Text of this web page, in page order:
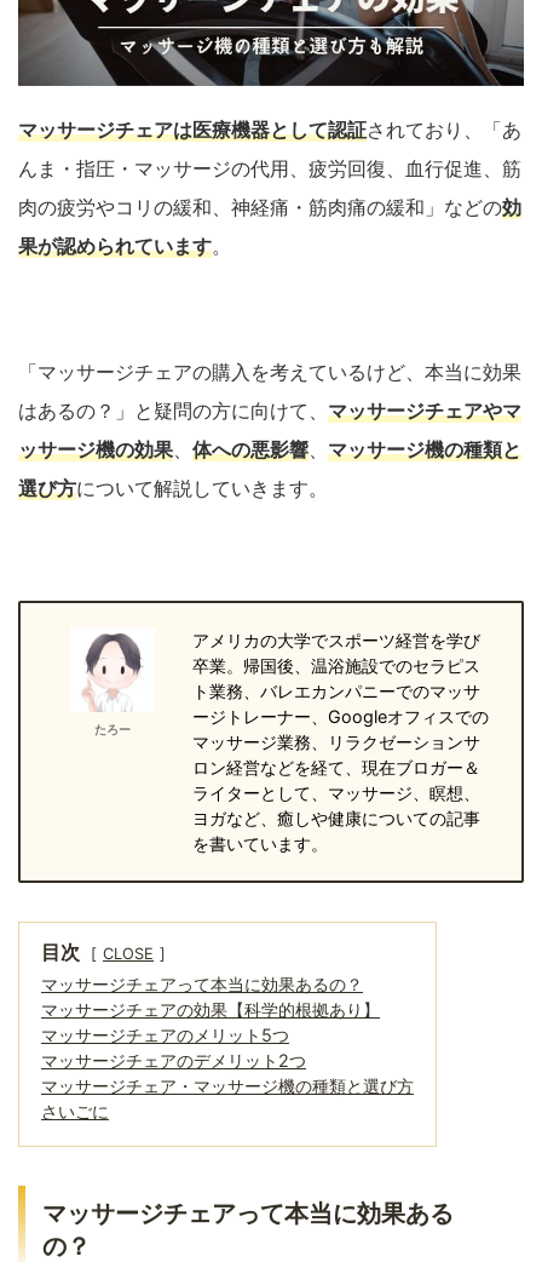
マッサージチェアは医療機器として認証されており、「あ
んま・指圧・マッサージの代用、疲労回復、血行促進、筋
肉の疲労やコリの緩和、神経痛・筋肉痛の緩和」などの効
果が認められています。
「マッサージチェアの購入を考えているけど、本当に効果
はあるの？」と疑問の方に向けて、 マッサージチェアやマ
ッサージ機の効果、 体への悪影響、 マッサージ機の種類と
選び方について解説していきます。
たろー
アメリカの大学でスポーツ経営を学び
卒業。帰国後、温浴施設でのセラピス
ト業務、バレエカンパニーでのマッサ
ージトレーナー、Googleオフィスでの
マッサージ業務、リラクゼーションサ
ロン経営などを経て、現在ブロガー＆
ライターとして、マッサージ、瞑想、
ヨガなど、癒しや健康についての記事
を書いています。
目次 CLOSE
マッサージチェアって本当に効果あるの？
マッサージチェアの効果【科学的根拠あり】
マッサージチェアのメリット5つ
マッサージチェアのデメリット2つ
マッサージチェア・マッサージ機の種類と選び方
さいごに
マッサージチェアって本当に効果ある
の？